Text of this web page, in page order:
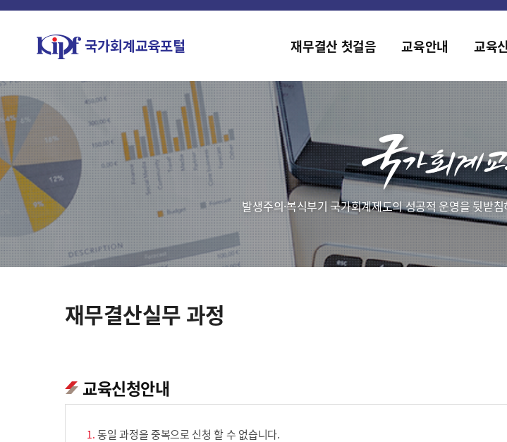
홈페이지가 새롭게 개편되었습
재무결산 첫걸음 교육안내 교육
발생주의·복식부기 국가회계제도의 성공적 운영을 뒷받
재무결산실무 과정
교육신청안내
동일 과정을 중복으로 신청 할 수 없습니다.